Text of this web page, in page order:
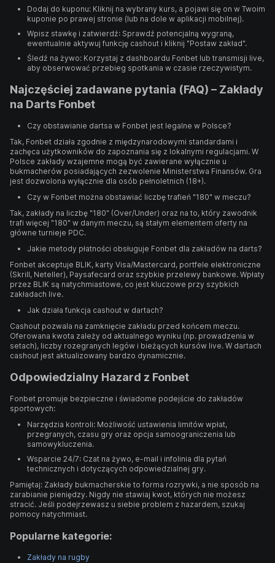
Dodaj do kuponu: Kliknij na wybrany kurs, a pojawi się on w Twoim
kuponie po prawej stronie (lub na dole w aplikacji mobilnej).
Wpisz stawkę i zatwierdź: Sprawdź potencjalną wygraną,
ewentualnie aktywuj funkcję cashout i kliknij "Postaw zakład".
Śledź na żywo: Korzystaj z dashboardu Fonbet lub transmisji live,
aby obserwować przebieg spotkania w czasie rzeczywistym.
Najczęściej zadawane pytania (FAQ) – Zakłady
na Darts Fonbet
Czy obstawianie dartsa w Fonbet jest legalne w Polsce?
Tak, Fonbet działa zgodnie z międzynarodowymi standardami i
zachęca użytkowników do zapoznania się z lokalnymi regulacjami. W
Polsce zakłady wzajemne mogą być zawierane wyłącznie u
bukmacherów posiadających zezwolenie Ministerstwa Finansów. Gra
jest dozwolona wyłącznie dla osób pełnoletnich (18+).
Czy w Fonbet można obstawiać liczbę trafień "180" w meczu?
Tak, zakłady na liczbę "180" (Over/Under) oraz na to, który zawodnik
trafi więcej "180" w danym meczu, są stałym elementem oferty na
główne turnieje PDC.
Jakie metody płatności obsługuje Fonbet dla zakładów na darts?
Fonbet akceptuje BLIK, karty Visa/Mastercard, portfele elektroniczne
(Skrill, Neteller), Paysafecard oraz szybkie przelewy bankowe. Wpłaty
przez BLIK są natychmiastowe, co jest kluczowe przy szybkich
zakładach live.
Jak działa funkcja cashout w dartach?
Cashout pozwala na zamknięcie zakładu przed końcem meczu.
Oferowana kwota zależy od aktualnego wyniku (np. prowadzenia w
setach), liczby rozegranych legów i bieżących kursów live. W dartach
cashout jest aktualizowany bardzo dynamicznie.
Odpowiedzialny Hazard z Fonbet
Fonbet promuje bezpieczne i świadome podejście do zakładów
sportowych:
Narzędzia kontroli: Możliwość ustawienia limitów wpłat,
przegranych, czasu gry oraz opcja samoograniczenia lub
samowykluczenia.
Wsparcie 24/7: Czat na żywo, e-mail i infolinia dla pytań
technicznych i dotyczących odpowiedzialnej gry.
Pamiętaj: Zakłady bukmacherskie to forma rozrywki, a nie sposób na
zarabianie pieniędzy. Nigdy nie stawiaj kwot, których nie możesz
stracić. Jeśli podejrzewasz u siebie problem z hazardem, szukaj
pomocy natychmiast.
Popularne kategorie:
Zakłady na rugby